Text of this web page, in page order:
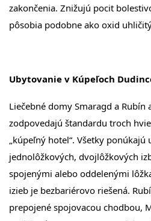
zakončenia. Znižujú pocit
pôsobia podobne ako oxid
Ubytovanie v Kúpeľoch
Liečebné domy Smaragd a
zodpovedajú štandardu troch
„kúpeľný hotel“. Všetky ponúkajú
jednolôžkových, dvojlôžkových
spojenými alebo oddelenými
izieb je bezbariérovo riešená.
prepojené spojovacou chodbou,